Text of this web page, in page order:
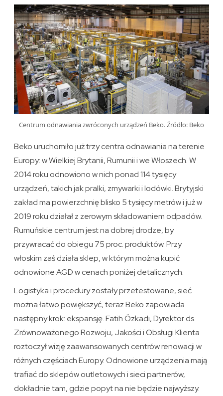
Centrum odnawiania zwróconych urządzeń Beko. Źródło: Beko
Beko uruchomiło już trzy centra odnawiania na terenie
Europy: w Wielkiej Brytanii, Rumunii i we Włoszech. W
2014 roku odnowiono w nich ponad 114 tysięcy
urządzeń, takich jak pralki, zmywarki i lodówki. Brytyjski
zakład ma powierzchnię blisko 5 tysięcy metrów i już w
2019 roku działał z zerowym składowaniem odpadów.
Rumuńskie centrum jest na dobrej drodze, by
przywracać do obiegu 75 proc. produktów. Przy
włoskim zaś działa sklep, w którym można kupić
odnowione AGD w cenach poniżej detalicznych.
Logistyka i procedury zostały przetestowane, sieć
można łatwo powiększyć, teraz Beko zapowiada
następny krok: ekspansję. Fatih Özkadı, Dyrektor ds.
Zrównoważonego Rozwoju, Jakości i Obsługi Klienta
roztoczył wizję zaawansowanych centrów renowacji w
różnych częściach Europy. Odnowione urządzenia mają
trafiać do sklepów outletowych i sieci partnerów,
dokładnie tam, gdzie popyt na nie będzie najwyższy.